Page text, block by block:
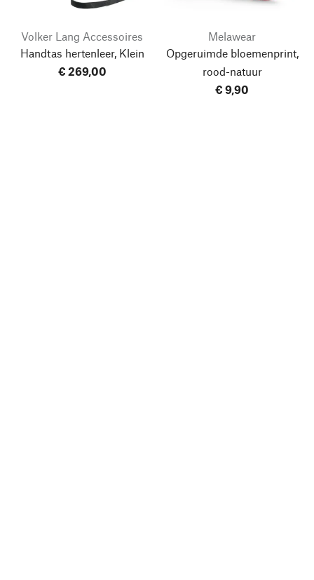
Volker Lang Accessoires
Handtas hertenleer, Klein
€ 269,00
Melawear
Opgeruimde bloemenprint,
rood-natuur
€ 9,90